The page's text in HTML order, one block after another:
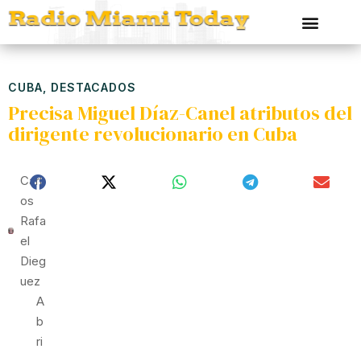
CUBA DESTACADOS
Precisa Miguel Díaz-Canel atributos del
dirigente revolucionario en Cuba
Carl
Os
Rafa
El
Dieg
Uez
A
B
Ri